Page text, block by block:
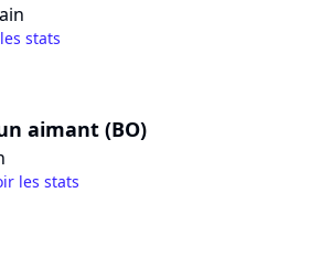
stats
aimant (BO)
les stats